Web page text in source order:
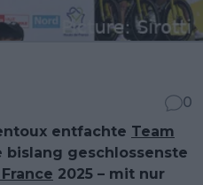
0
entfachte Team
bislang geschlossenste
2025 – mit nur